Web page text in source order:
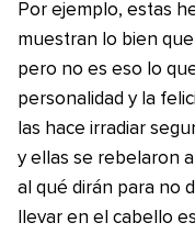
Por ejemplo, estas
muestran lo bien
pero no es eso lo
personalidad y la
las hace irradiar
y ellas se rebelaron
al qué dirán para no
llevar en el cabello